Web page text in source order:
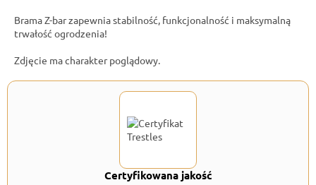
Brama Z-bar zapewnia stabilność, funkcjonalność i maksymalną
trwałość ogrodzenia!
Zdjęcie ma charakter poglądowy.
Certyfikowana jakość